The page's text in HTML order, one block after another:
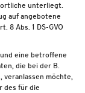
unterliegt.
auf angebotene
8 Abs. 1 DS-GVO
eine betroffene
die bei der B.
veranlassen möchte,
des für die